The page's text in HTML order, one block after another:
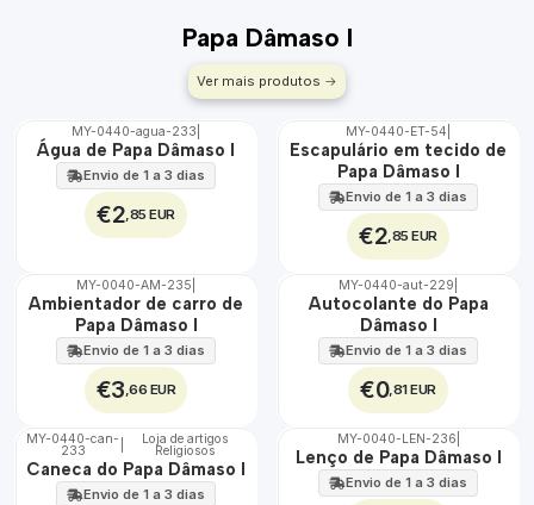
Papa Dâmaso I
Ver mais produtos
🇵🇹
100%
MY-0440-agua-233
Água de Papa Dâmaso I
Envio de 1 a 3 dias
€2 ,85 EUR
🇵🇹
ÁGUA
MY-0440-ET-54
Escapulário em tecido de
Papa Dâmaso I
Envio de 1 a 3 dias
€2 ,85 EUR
🇵🇹
MY-0040-AM-235
Ambientador de carro de
Papa Dâmaso I
Envio de 1 a 3 dias
€3 ,66 EUR
🇵🇹
MY-0440-aut-229
Autocolante do Papa
Dâmaso I
Envio de 1 a 3 dias
€0,81 EUR
🇵🇹
100%
MY-0440-can-
233
Loja de artigos
Religiosos
Caneca do Papa Dâmaso I
Envio de 1 a 3 dias
🇵🇹
100%
MY-0040-LEN-236
Lenço de Papa Dâmaso I
Envio de 1 a 3 dias